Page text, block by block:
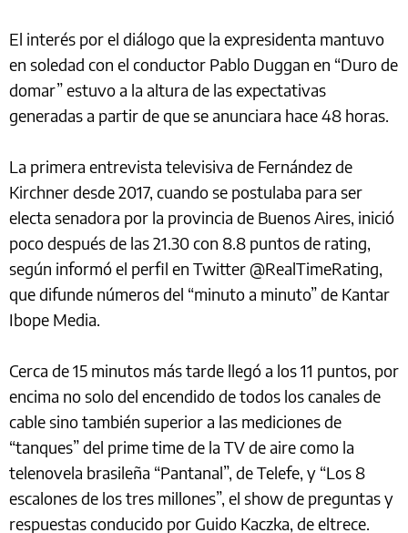
El interés por el diálogo que la expresidenta mantuvo
en soledad con el conductor Pablo Duggan en “Duro de
domar” estuvo a la altura de las expectativas
generadas a partir de que se anunciara hace 48 horas.
La primera entrevista televisiva de Fernández de
Kirchner desde 2017, cuando se postulaba para ser
electa senadora por la provincia de Buenos Aires, inició
poco después de las 21.30 con 8.8 puntos de rating,
según informó el perfil en Twitter @RealTimeRating,
que difunde números del “minuto a minuto” de Kantar
Ibope Media.
Cerca de 15 minutos más tarde llegó a los 11 puntos, por
encima no solo del encendido de todos los canales de
cable sino también superior a las mediciones de
“tanques” del prime time de la TV de aire como la
telenovela brasileña “Pantanal”, de Telefe, y “Los 8
escalones de los tres millones”, el show de preguntas y
respuestas conducido por Guido Kaczka, de eltrece.